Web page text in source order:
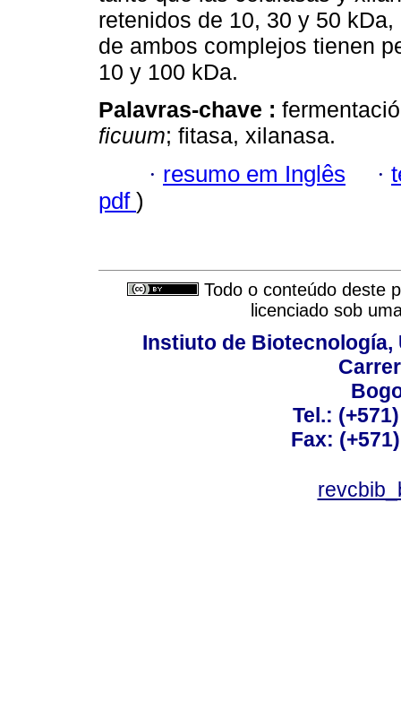
retenidos de 10, 30 y 50
de ambos complejos tienen
10 y 100 kDa.
Palavras-chave :
ficuum; fitasa, xilanasa.
· resumo em Inglês ·
pdf )
Todo o conteúdo deste
licenciado sob
Instiuto de Biotecnología,
Tel.:
Fax: